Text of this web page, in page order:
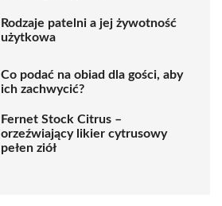
Rodzaje patelni a jej żywotność
użytkowa
Co podać na obiad dla gości, aby
ich zachwycić?
Fernet Stock Citrus –
orzeźwiający likier cytrusowy
pełen ziół